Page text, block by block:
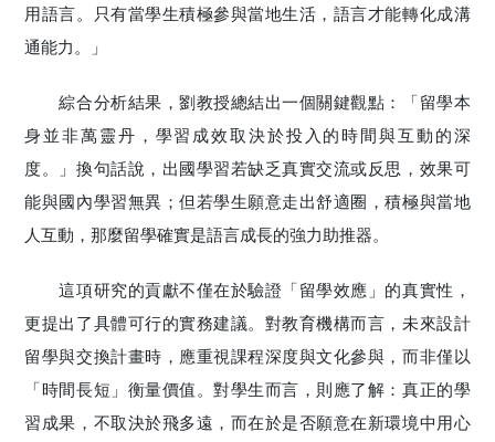
用語言。只有當學生積極參與當地生活，語言才能轉化成溝
通能力。」
綜合分析結果，劉教授總結出一個關鍵觀點：「留學本
身並非萬靈丹，學習成效取決於投入的時間與互動的深
度。」換句話說，出國學習若缺乏真實交流或反思，效果可
能與國內學習無異；但若學生願意走出舒適圈，積極與當地
人互動，那麼留學確實是語言成長的強力助推器。
這項研究的貢獻不僅在於驗證「留學效應」的真實性，
更提出了具體可行的實務建議。對教育機構而言，未來設計
留學與交換計畫時，應重視課程深度與文化參與，而非僅以
「時間長短」衡量價值。對學生而言，則應了解：真正的學
習成果，不取決於飛多遠，而在於是否願意在新環境中用心